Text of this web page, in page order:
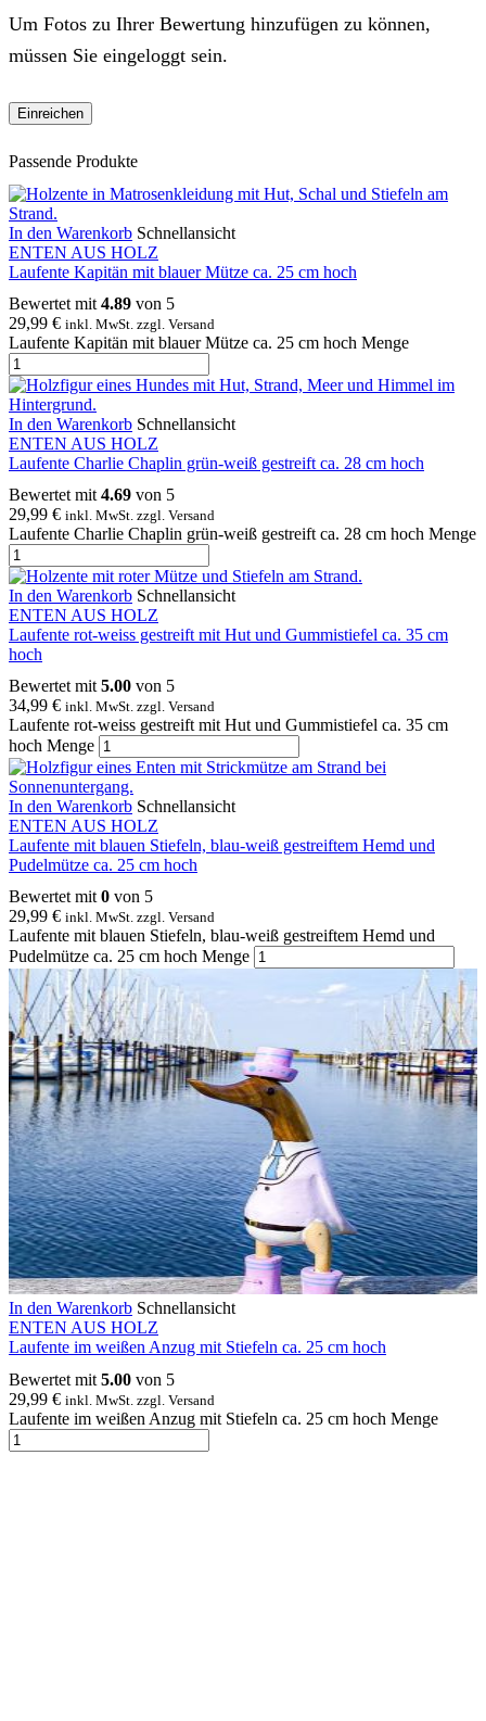
Um Fotos zu Ihrer Bewertung hinzufügen zu können,
müssen Sie eingeloggt sein.
Passende Produkte
In den Warenkorb Schnellansicht
ENTEN AUS HOLZ
Laufente Kapitän mit blauer Mütze ca. 25 cm hoch
Bewertet mit 4.89 von 5
29,99 € inkl. MwSt. zzgl. Versand
Laufente Kapitän mit blauer Mütze ca. 25 cm hoch Menge
In den Warenkorb Schnellansicht
ENTEN AUS HOLZ
Laufente Charlie Chaplin grün-weiß gestreift ca. 28 cm hoch
Bewertet mit 4.69 von 5
29,99 € inkl. MwSt. zzgl. Versand
Laufente Charlie Chaplin grün-weiß gestreift ca. 28 cm hoch Menge
In den Warenkorb Schnellansicht
ENTEN AUS HOLZ
Laufente rot-weiss gestreift mit Hut und Gummistiefel ca. 35 cm
hoch
Bewertet mit 5.00 von 5
34,99 € inkl. MwSt. zzgl. Versand
Laufente rot-weiss gestreift mit Hut und Gummistiefel ca. 35 cm
hoch Menge
In den Warenkorb Schnellansicht
ENTEN AUS HOLZ
Laufente mit blauen Stiefeln, blau-weiß gestreiftem Hemd und
Pudelmütze ca. 25 cm hoch
Bewertet mit 0 von 5
29,99 € inkl. MwSt. zzgl. Versand
Laufente mit blauen Stiefeln, blau-weiß gestreiftem Hemd und
Pudelmütze ca. 25 cm hoch Menge
In den Warenkorb Schnellansicht
ENTEN AUS HOLZ
Laufente im weißen Anzug mit Stiefeln ca. 25 cm hoch
Bewertet mit 5.00 von 5
29,99 € inkl. MwSt. zzgl. Versand
Laufente im weißen Anzug mit Stiefeln ca. 25 cm hoch Menge